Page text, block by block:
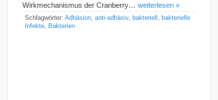
Wirkmechanismus der Cranberry… weiterlesen »
Schlagwörter: Adhäsion anti-adhäsiv, bakteriell
bakterielle
Infekte
Bakterien